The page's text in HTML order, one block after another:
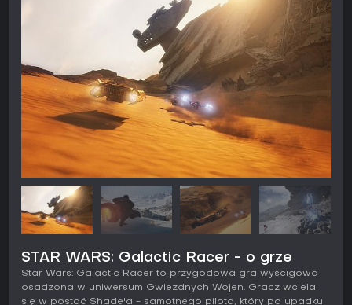
STAR WARS: Galactic Racer - o grze
Star Wars: Galactic Racer to przygodowa gra wyścigowa
osadzona w uniwersum Gwiezdnych Wojen. Gracz wciela
się w postać Shade'a - samotnego pilota, który po upadku